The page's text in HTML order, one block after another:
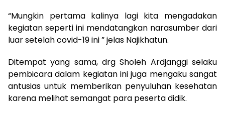
“Mungkin pertama kalinya lagi kita mengadakan
kegiatan seperti ini mendatangkan narasumber dari
luar setelah covid-19 ini ” jelas Najikhatun.
Ditempat yang sama, drg Sholeh Ardjanggi selaku
pembicara dalam kegiatan ini juga mengaku sangat
antusias untuk memberikan penyuluhan kesehatan
karena melihat semangat para peserta didik.